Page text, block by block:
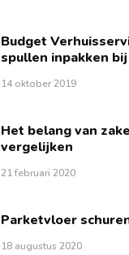
Budget
spullen inpakken
14 oktober 2019
Het belang van
vergelijken
21 februari 2020
Parketvloer
18 augustus 2020